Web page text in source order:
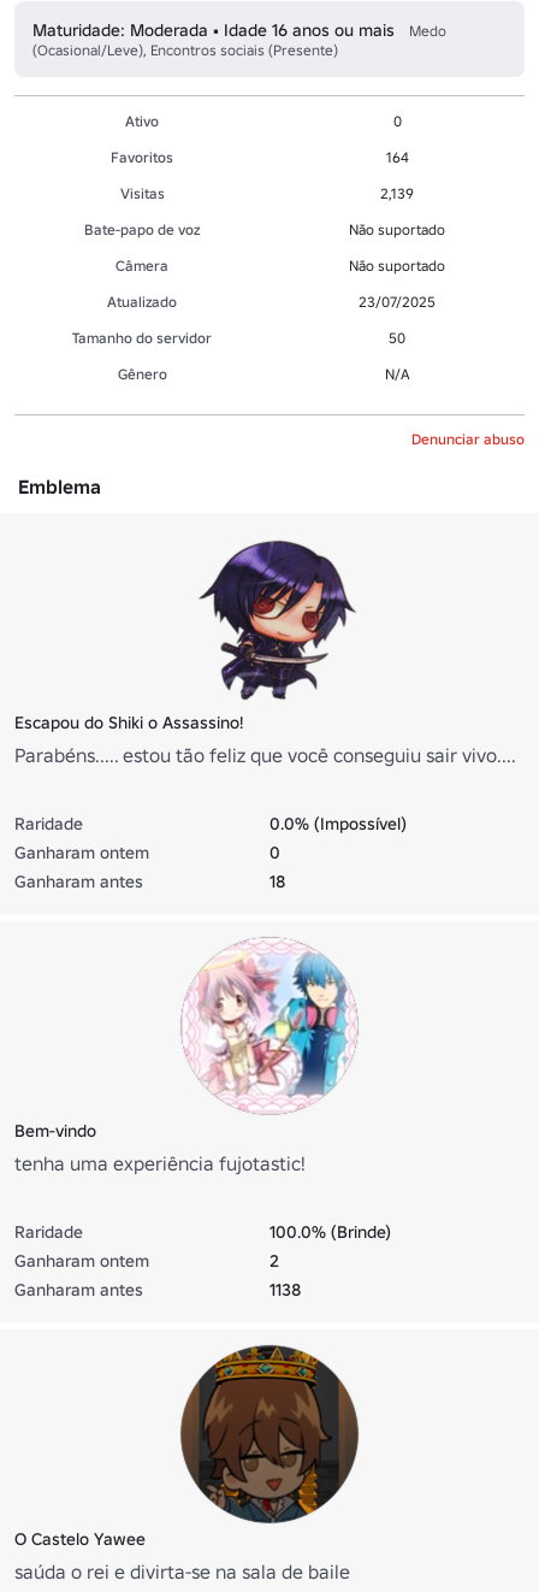
Maturidade: Moderada • Idade 16 anos ou mais
Medo
(Ocasional/Leve), Encontros sociais (Presente)
Ativo
0
Favoritos
164
Visitas
2,139
Bate-papo de voz
Não suportado
Câmera
Não suportado
Atualizado
23/07/2025
Tamanho do servidor
50
Gênero
N/A
Denunciar abuso
Emblema
Escapou do Shiki o Assassino!
Parabéns..... estou tão feliz que você conseguiu sair vivo....
Raridade
0.0% (Impossível)
Ganharam ontem
0
Ganharam antes
18
Bem-vindo
tenha uma experiência fujotastic!
Raridade
100.0% (Brinde)
Ganharam ontem
2
Ganharam antes
1138
O Castelo Yawee
saúda o rei e divirta-se na sala de baile